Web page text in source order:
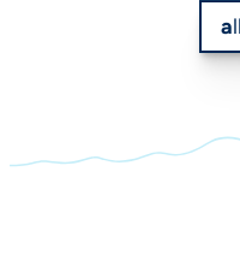
a